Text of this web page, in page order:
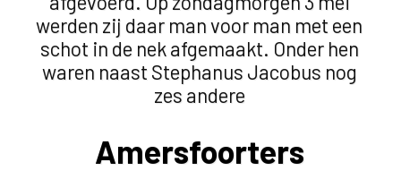
werden zij daar man voor man met een
schot in de nek afgemaakt. Onder hen
waren naast Stephanus Jacobus nog
zes andere
Amersfoorters